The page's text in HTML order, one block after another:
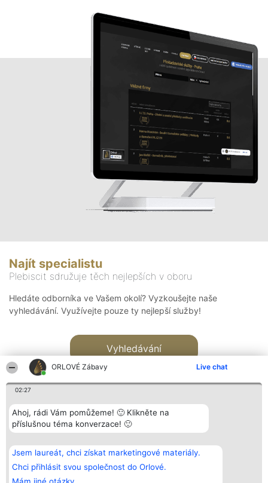
ORLOVÉ Zábavy Live chat
02:27
Ahoj, rádi Vám pomůžeme! 🙂 Klikněte na
příslušnou téma konverzace! 🙂
Jsem laureát, chci získat marketingové materiály.
Chci přihlásit svou společnost do Orlové.
Najít specialistu
Plebiscit sdružuje těch nejlepších v oboru
Hledáte odborníka ve Vašem okolí? Vyzkoušejte naše
vyhledávání. Využívejte pouze ty nejlepší služby!
Vyhledávání
Bright Side Solutions sp. z o.
o. sp. k.
ul. Ruska 22
Wrocław 50-079
KRS 0000749100 | Regon
Vítězové
Seznam všech
laureátů
Zásady
Kontakt